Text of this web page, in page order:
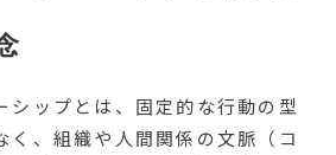
シップとは、固定的な行動の型
く、組織や人間関係の文脈（コ